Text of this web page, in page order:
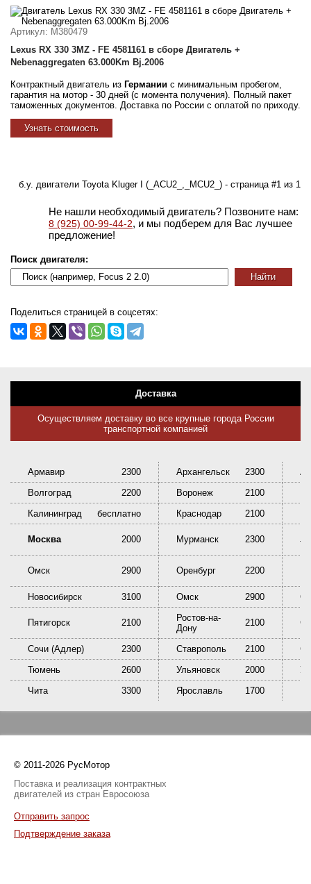
Артикул: M380479
Lexus RX 330 3MZ - FE 4581161 в сборе Двигатель +
Nebenaggregaten 63.000Km Bj.2006
Контрактный двигатель из Германии с минимальным пробегом,
гарантия на мотор - 30 дней (с момента получения). Полный пакет
таможенных документов. Доставка по России с оплатой по приходу.
Узнать стоимость
б.у. двигатели Toyota Kluger I (_ACU2_,_MCU2_) - страница #1 из 1
Не нашли необходимый двигатель? Позвоните нам:
8 (925) 00-99-44-2, и мы подберем для Вас лучшее
предложение!
Поиск двигателя:
Поделиться страницей в соцсетях:
Доставка
Осуществляем доставку во все крупные города России
транспортной компанией
Армавир 2300 Архангельск 2300
Волгоград
2200 Воронеж 2100
Калининград
бесплатно Краснодар 2100
Москва 2000 Мурманск 2300
Омск 2900 Оренбург 2200
Новосибирск 3100 Омск 2900
Пятигорск 2100
Ростов-на-
Дону
2100
Сочи (Адлер) 2300 Ставрополь 2100
Тюмень
2600 Ульяновск 2000
Чита
3300 Ярославль 1700
© 2011-2026 РусМотор
Поставка и реализация контрактных
двигателей из стран Евросоюза
Отправить запрос
Подтверждение заказа